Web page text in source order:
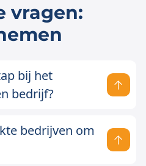
vragen:
bij het
bedrijf?
bedrijven om